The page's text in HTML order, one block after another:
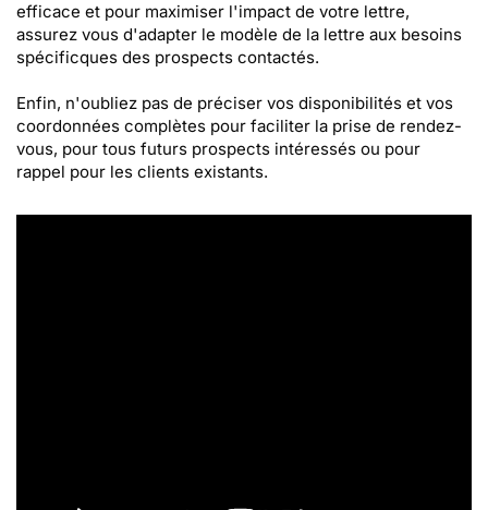
efficace et pour maximiser l'impact de votre lettre,
assurez vous d'adapter le modèle de la lettre aux besoins
spécificques des prospects contactés.
Enfin, n'oubliez pas de préciser vos disponibilités et vos
coordonnées complètes pour faciliter la prise de rendez-
vous, pour tous futurs prospects intéressés ou pour
rappel pour les clients existants.